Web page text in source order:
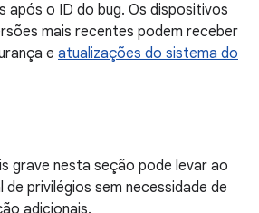
após o ID do bug. Os dispositivos
mais recentes podem receber
e atualizações do sistema do
grave nesta seção pode levar ao
privilégios sem necessidade de
adicionais.